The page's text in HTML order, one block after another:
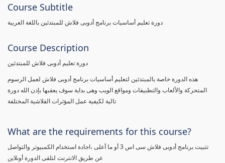
Course Subtitle
دورة تعليم أساسيات برنامج أدوبى فلاش للمبتدئين باللغة العربية
Course Description
دورة تعليم أدوبى فلاش للمبتدئين
هذه الدورة خاصة بالمبتدئين لتعليم أساسيات برنامج أدوبى فلاش لعمل الرسوم
المتحركة والألعاب والتطبيقات ومواقع الويب وهى بداية سوف يعقبها بإذن الله دورة
تالية لكيفية عمل المؤثرات الفلاشية المختلفة
What are the requirements for this course?
تثبيت برنامج أدوبى فلاش سى اس 3 أو ما أعلى ،اجادة استخدام الكمبيوتر والتواصل